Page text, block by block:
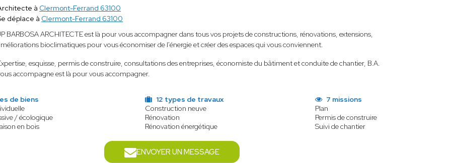
à Clermont-Ferrand 63100
déplace à Clermont-Ferrand 63100
BARBOSA ARCHITECTE est là pour vous accompagner dans tous vos projets de constructions, rénovations, extensions,
bioclimatiques pour vous économiser de l'énergie et créer des espaces qui vous conviennent.
esquisse, permis de construire, consultations des entreprises, économiste du bâtiment et conduite de chantier, B.A.
accompagne est là pour vous accompagner.
de biens
/ écologique
en bois
12 types de travaux
Construction neuve
Rénovation
Rénovation énergétique
7 missions
Plan
Permis de construire
Suivi de chantier
ENVOYER UN MESSAGE